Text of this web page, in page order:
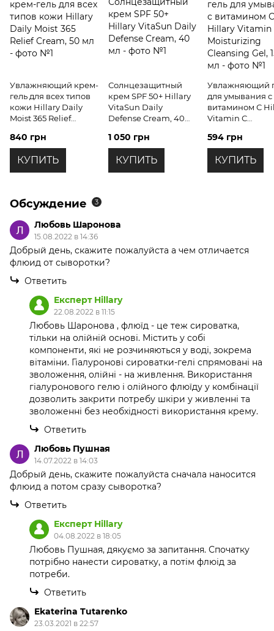
Увлажняющий крем-
гель для всех типов
кожи Hillary Daily
Moist 365 Relief
840 грн
КУПИТЬ
Солнцезащитный
крем SPF 50+ Hillary
VitaSun Daily
Defense Cream, 40
1 050 грн
КУПИТЬ
Увлажняющий
для умывания с
витамином С
Vitamin С
Cleansing Gel,
594 грн
КУПИТЬ
Обсуждение 3
Любовь Шаронова
15.08.2022 в 14:36
Добрый день, скажите пожалуйста а чем отличается
флюид от сыворотки?
Ответить
Експерт Hillary
22.08.2022 в 11:15
Любовь Шаронова , флюїд - це теж сироватка,
тільки на олійній основі. Містить у собі
компоненти, які не розчиняються у воді, зокрема
вітаміни. Гіалуронові сироватки-гелі спрямовані на
зволоження, олійні - на живлення. Використання
гіалуронового гелю і олійного флюїду у комбінації
дозволить закрити потребу шкіри у живленні та
зволоженні без необхідності використання крему.
Ответить
Любовь Пушная
14.07.2022 в 14:03
Добрый день, скажите пожалуйста сначала наносится
флюид а потом сразу сыворотка?
Ответить
Експерт Hillary
04.08.2022 в 18:05
Любовь Пушная, дякуємо за запитання. Спочатку
потрібно нанести сироватку, а потім флюід за
потреби.
Ответить
Ekaterina Tutarenko
23.03.2021 в 22:57